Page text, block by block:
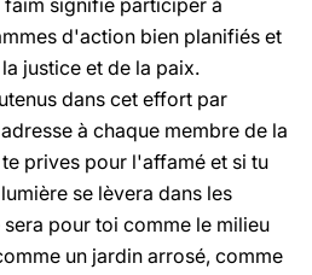
signifie participer à
d'action bien planifiés et
justice et de la paix.
dans cet effort par
à chaque membre de la
prives pour l'affamé et si tu
se lèvera dans les
pour toi comme le milieu
un jardin arrosé, comme